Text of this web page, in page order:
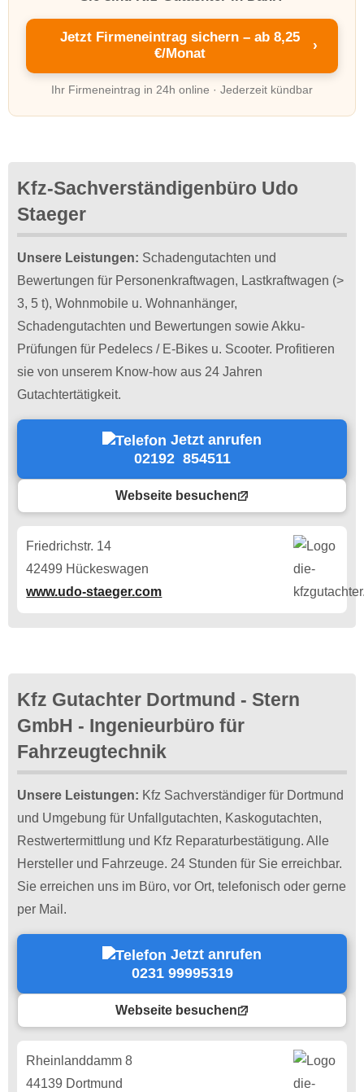
Jetzt Firmeneintrag sichern – ab 8,25
€/Monat
›
Ihr Firmeneintrag in 24h online · Jederzeit kündbar
Kfz-Sachverständigenbüro Udo
Staeger
Unsere Leistungen: Schadengutachten und
Bewertungen für Personenkraftwagen, Lastkraftwagen (>
3, 5 t), Wohnmobile u. Wohnanhänger,
Schadengutachten und Bewertungen sowie Akku-
Prüfungen für Pedelecs / E-Bikes u. Scooter. Profitieren
sie von unserem Know-how aus 24 Jahren
Gutachtertätigkeit.
Jetzt anrufen
02192 854511
Webseite besuchen
Friedrichstr. 14
42499 Hückeswagen
www.udo-staeger.com
Kfz Gutachter Dortmund - Stern
GmbH - Ingenieurbüro für
Fahrzeugtechnik
Unsere Leistungen: Kfz Sachverständiger für Dortmund
und Umgebung für Unfallgutachten, Kaskogutachten,
Restwertermittlung und Kfz Reparaturbestätigung. Alle
Hersteller und Fahrzeuge. 24 Stunden für Sie erreichbar.
Sie erreichen uns im Büro, vor Ort, telefonisch oder gerne
per Mail.
Jetzt anrufen
0231 99995319
Webseite besuchen
Rheinlanddamm 8
44139 Dortmund